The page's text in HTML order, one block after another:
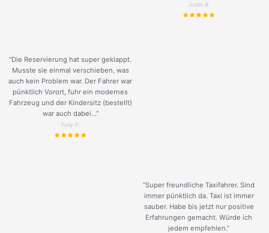
Justin B.
“Die Reservierung hat super geklappt.
Musste sie einmal verschieben, was
auch kein Problem war. Der Fahrer war
pünktlich Vorort, fuhr ein modernes
Fahrzeug und der Kindersitz (bestellt)
war auch dabei...”
Yuriy P.
“Super freundliche Taxifahrer. Sind
immer pünktlich da. Taxi ist immer
sauber. Habe bis jetzt nur positive
Erfahrungen gemacht. Würde ich
jedem empfehlen.”